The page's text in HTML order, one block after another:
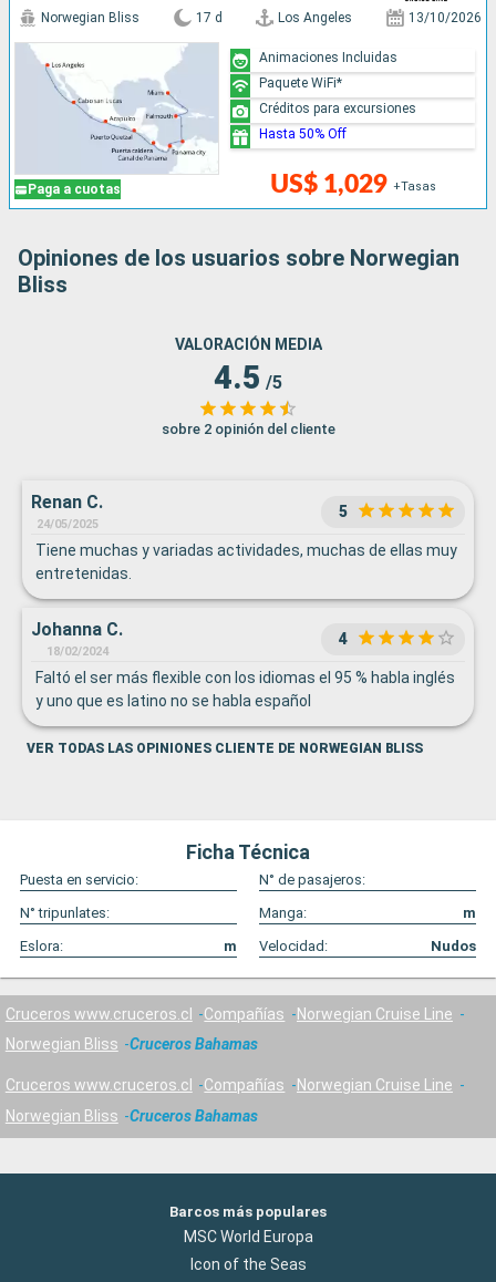
Paga a cuotas
Norwegian Bliss 17 d Los Angeles 13/10/2026
US$ 1,029 +Tasas
Animaciones Incluidas
Paquete WiFi*
Créditos para excursiones
Hasta 50% Off
Opiniones de los usuarios sobre Norwegian
Bliss
VALORACIÓN MEDIA
4.5 /5
sobre 2 opinión del cliente
Renan C.
24/05/2025
5
Tiene muchas y variadas actividades, muchas de ellas muy
entretenidas.
Johanna C.
18/02/2024
4
Faltó el ser más flexible con los idiomas el 95 % habla inglés
y uno que es latino no se habla español
VER TODAS LAS OPINIONES CLIENTE DE NORWEGIAN BLISS
Ficha Técnica
Puesta en servicio:
N° de pasajeros:
N° tripunlates:
Manga:
m
Eslora:
m Velocidad: Nudos
Cruceros www.cruceros.cl Compañías
Norwegian Cruise Line
Norwegian Bliss
Cruceros Bahamas
Cruceros www.cruceros.cl Compañías
Norwegian Cruise Line
Norwegian Bliss
Cruceros Bahamas
Barcos más populares
MSC World Europa
Icon of the Seas